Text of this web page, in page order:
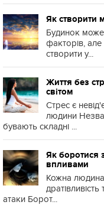
Як створити
Будинок може
факторів,
створити у...
Життя без
світом
Стрес є
людини
бувають складні ...
Як боротися
впливами
Кожна
атаки Борот...